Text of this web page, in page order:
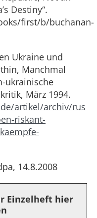
Destiny“.
first/b/buchanan-
Ukraine und
Manchmal
ukrainische
März 1994.
artikel/archiv/rus
riskant-
14.8.2008
Einzelheft hier